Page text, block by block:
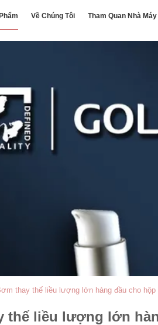
Về Chúng Tôi Tham Quan Nhà Máy
thay thế liều lượng lớn hàng đầu cho hộp
thế liều lượng lớn